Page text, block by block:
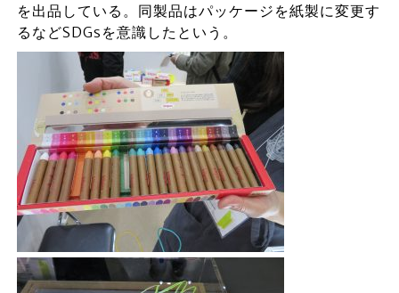
を出品している。同製品はパッケージを紙製に変更す
るなどSDGsを意識したという。